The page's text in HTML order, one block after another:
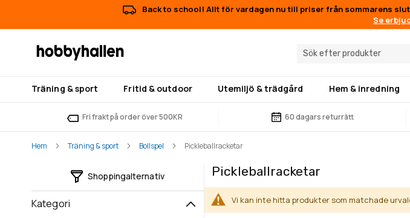
Back to school! Allt för vardagen nu till priser från sommarens
Se
Träning & sport Fritid & outdoor Utemiljö & trädgård Hem & inredning
Fri frakt på order över 500KR 60 dagars returrätt
Hem Träning & sport Bollspel Pickleballracketar
Pickleballracketar
Vi kan inte hitta produkter som matchade
Shoppingalternativ
Kategori